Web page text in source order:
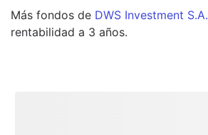
Más fondos de DWS Investment S.A.
rentabilidad a 3 años.